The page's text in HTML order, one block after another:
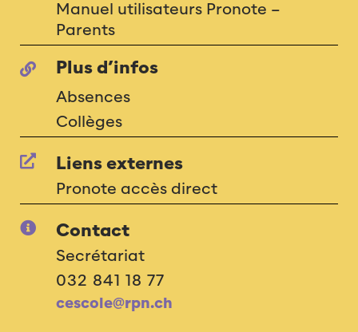
Manuel utilisateurs Pronote –
Parents
Plus d’infos
Absences
Collèges
Liens externes
Pronote accès direct
Contact
Secrétariat
032 841 18 77
cescole@rpn.ch